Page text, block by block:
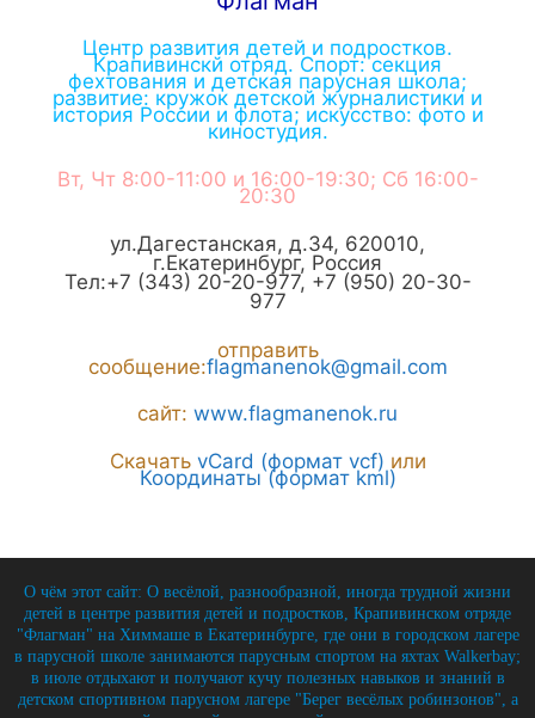
Центр развития детей и подростков.
Крапивинскй отряд. Спорт: секция
фехтования и детская парусная школа;
развитие: кружок детской журналистики и
история России и флота; искусство: фото и
киностудия.
Вт, Чт 8:00-11:00 и 16:00-19:30; Сб 16:00-
20:30
ул.Дагестанская, д.34, 620010,
г.Екатеринбург, Россия
Тел:+7 (343) 20-20-977, +7 (950) 20-30-
977
отправить
сообщение:flagmanenok@gmail.com
сайт: www.flagmanenok.ru
Скачать vCard (формат vcf) или
Координаты (формат kml)
О чём этот сайт: О весёлой, разнообразной, иногда трудной жизни
детей в центре развития детей и подростков, Крапивинском отряде
"Флагман" на Химмаше в Екатеринбурге, где они в городском лагере
в парусной школе занимаются парусным спортом на яхтах Walkerbay;
в июле отдыхают и получают кучу полезных навыков и знаний в
детском спортивном парусном лагере "Берег весёлых робинзонов", а